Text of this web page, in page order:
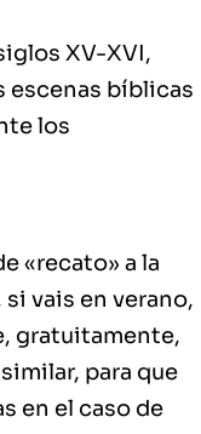
XV-XVI,
escenas bíblicas
los
«recato» a la
vais en verano,
gratuitamente,
para que
en el caso de